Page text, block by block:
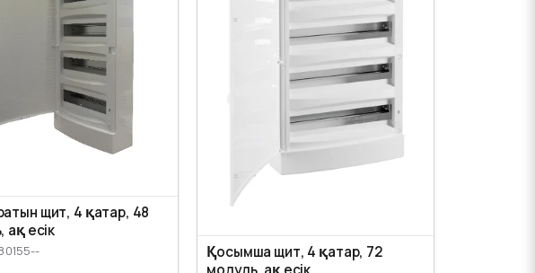
щит, 4 қатар, 48
ақ есік
Қосымша щит, 4 қатар, 72